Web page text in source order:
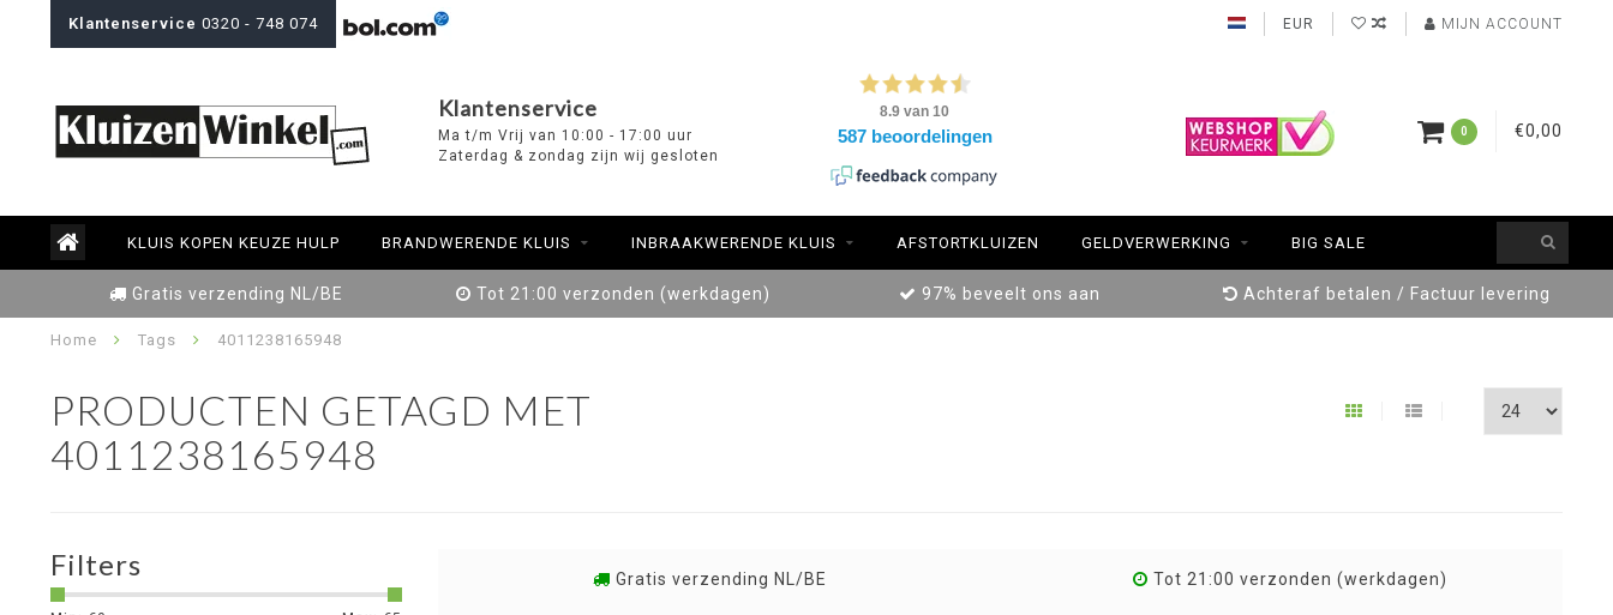
Klantenservice 0320 - 748 074 EUR MIJN ACCOUNT
Klantenservice
Ma t/m Vrij van 10:00 - 17:00 uur
Zaterdag & zondag zijn wij gesloten
0 €0,00
KLUIS KOPEN KEUZE HULP BRANDWERENDE KLUIS INBRAAKWERENDE KLUIS AFSTORTKLUIZEN GELDVERWERKING BIG SALE
Gratis verzending NL/BE Tot 21:00 verzonden (werkdagen) 97% beveelt ons aan Achteraf betalen / Factuur levering
Home Tags 4011238165948
PRODUCTEN GETAGD MET
4011238165948
Filters Gratis verzending NL/BE Tot 21:00 verzonden (werkdagen)